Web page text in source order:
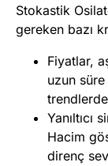
Stokastik
gereken bazı
Fiyatlar,
uzun
trendlerde
Yanıltıcı
Hacim
direnç